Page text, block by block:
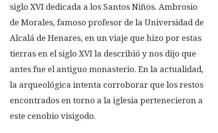
siglo XVI dedicada a los Santos Niños. Ambrosio
de Morales, famoso profesor de la Universidad de
Alcalá de Henares, en un viaje que hizo por estas
tierras en el siglo XVI la describió y nos dijo que
antes fue el antiguo monasterio. En la actualidad,
la arqueológica intenta corroborar que los restos
encontrados en torno a la iglesia pertenecieron a
este cenobio visigodo.